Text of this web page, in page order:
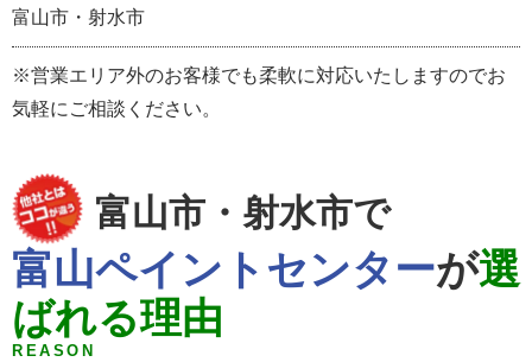
富山市・射水市
※営業エリア外のお客様でも柔軟に対応いたしますのでお
気軽にご相談ください。
富山市・射水市で
富山ペイントセンターが選
ばれる理由
REASON